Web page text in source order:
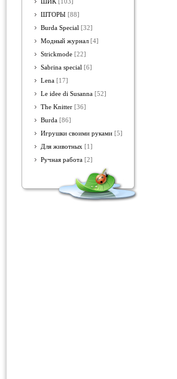
ШИК [103]
ШТОРЫ [88]
Burda Special [32]
Модный журнал [4]
Strickmode [22]
Sabrina special [6]
Lena [17]
Le idee di Susanna [52]
The Knitter [36]
Burda [86]
Игрушки своими руками [5]
Для животных [1]
Ручная работа [2]